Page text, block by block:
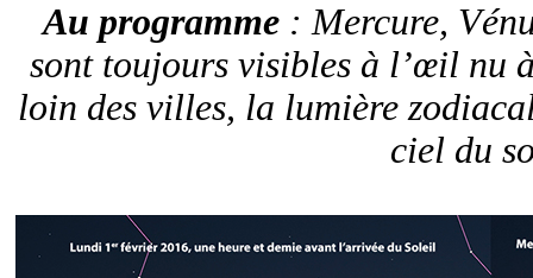
Au programme : Mercure,
sont toujours visibles à l’œil nu
loin des villes, la lumière
ciel du